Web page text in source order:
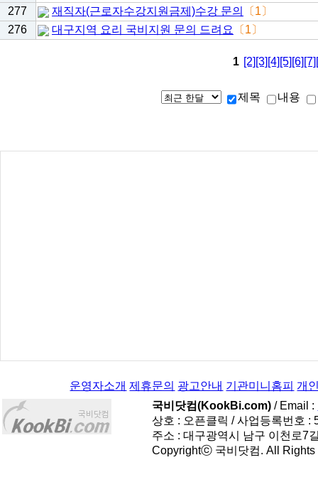
277
재직자(근로자수강지원금제)수강 문의
〔1〕
276
대구지역 요리 국비지원 문의 드려요 〔1〕
1 [2] [3] [4] [5] [6] [7]
제목 내용
운영자소개 제휴문의 광고안내 기관미니홈피 개
국비닷컴(KookBi.com) / Email :
상호 : 오픈클릭 / 사업등록번호 :
주소 : 대구광역시 남구 이천로7
Copyrightⓒ 국비닷컴. All Rights